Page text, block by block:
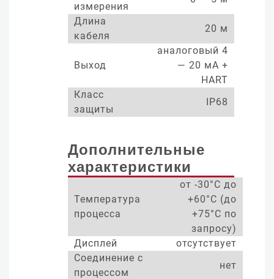
измерения
Длина
кабеля
20 м
Выход
аналоговый 4
— 20 мА +
HART
Класс
защиты
IP68
Дополнительные
характеристики
Температура
процесса
от -30°С до
+60°С (до
+75°С по
запросу)
Дисплей
отсутствует
Соединение с
процессом
нет